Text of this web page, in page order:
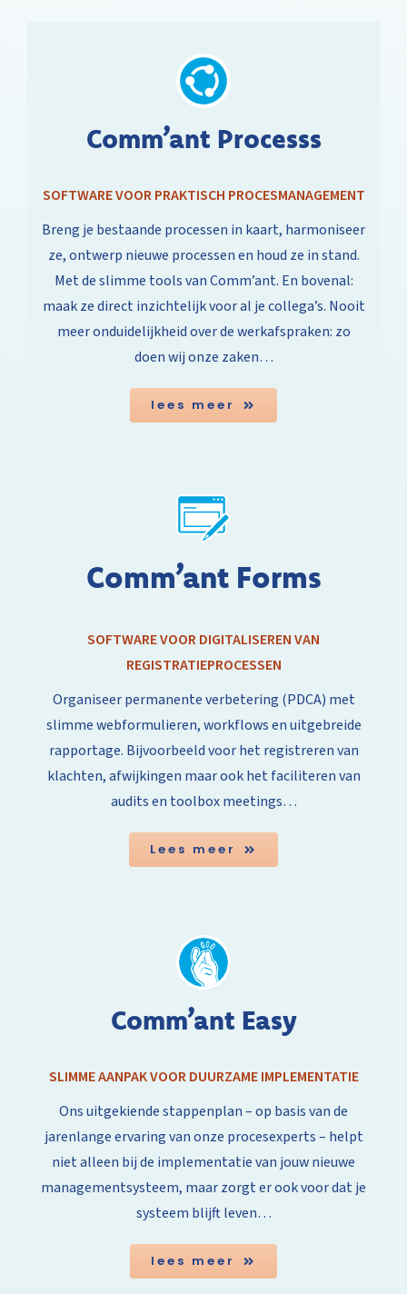
Comm’ant Processs
SOFTWARE VOOR PRAKTISCH PROCESMANAGEMENT
Breng je bestaande processen in kaart, harmoniseer
ze, ontwerp nieuwe processen en houd ze in stand.
Met de slimme tools van Comm’ant. En bovenal:
maak ze direct inzichtelijk voor al je collega’s. Nooit
meer onduidelijkheid over de werkafspraken: zo
doen wij onze zaken…
lees meer
Comm’ant Forms
SOFTWARE VOOR DIGITALISEREN VAN
REGISTRATIEPROCESSEN
Organiseer permanente verbetering (PDCA) met
slimme webformulieren, workflows en uitgebreide
rapportage. Bijvoorbeeld voor het registreren van
klachten, afwijkingen maar ook het faciliteren van
audits en toolbox meetings…
Lees meer
Comm’ant Easy
SLIMME AANPAK VOOR DUURZAME IMPLEMENTATIE
Ons uitgekiende stappenplan – op basis van de
jarenlange ervaring van onze procesexperts – helpt
niet alleen bij de implementatie van jouw nieuwe
managementsysteem, maar zorgt er ook voor dat je
systeem blijft leven…
lees meer